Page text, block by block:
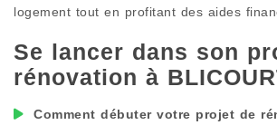
logement tout en profitant des aides
Se lancer dans son
rénovation à
Comment débuter votre projet de